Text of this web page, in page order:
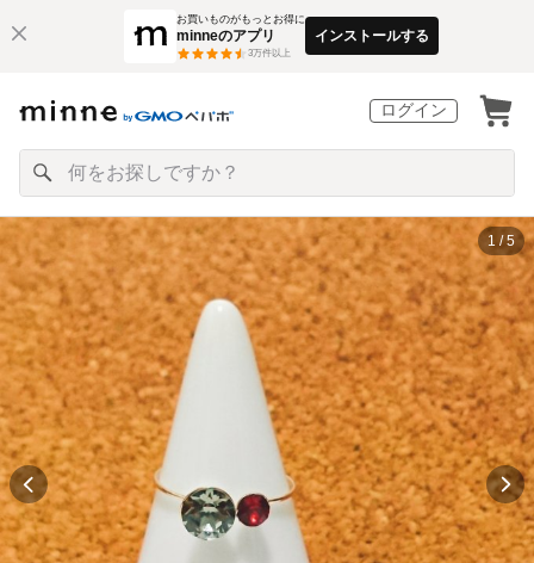
お買いものがもっとお得に
minneのアプリ
3万件以上
インストールする
ログイン
1 / 5